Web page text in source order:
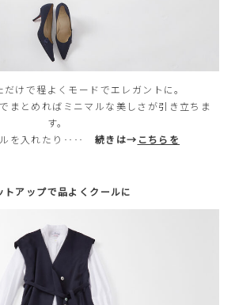
けで程よくモードでエレガントに。
まとめればミニマルな美しさが引き立ちま
す。
ルを入れたり‥‥ 続きは→ こちらを
トアップで品よくクールに